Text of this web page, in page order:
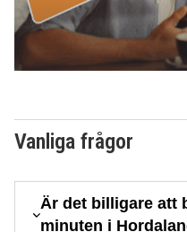
Vanliga frågor
Är det billigare att
minuten i